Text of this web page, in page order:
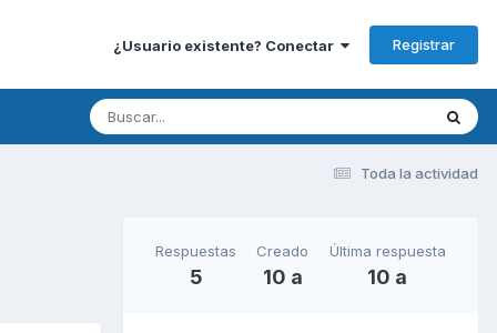
¿Usuario existente? Conectar Registrar
Toda la actividad
Respuestas
5
Creado
10 a
Última respuesta
10 a